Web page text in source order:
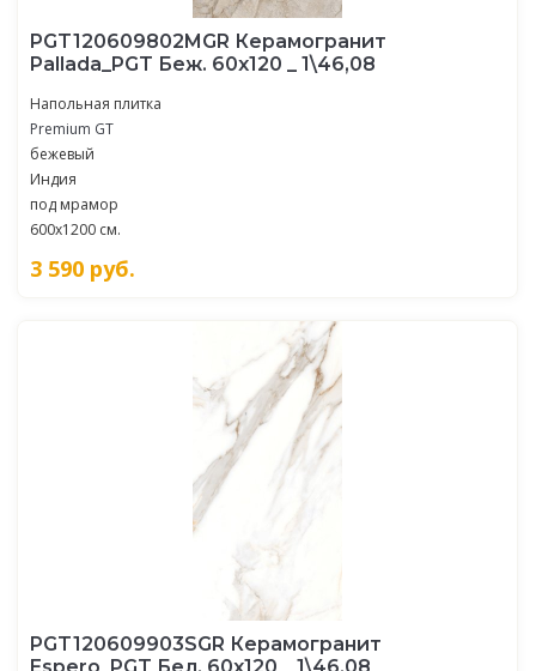
PGT120609802MGR Керамогранит
Pallada_PGT Беж. 60x120 _ 1\46,08
Напольная плитка
Premium GT
бежевый
Индия
под мрамор
600x1200 см.
3 590 руб.
PGT120609903SGR Керамогранит